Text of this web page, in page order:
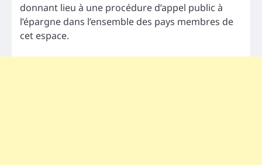
donnant lieu à une procédure d’appel public à
l’épargne dans l’ensemble des pays membres de
cet espace.